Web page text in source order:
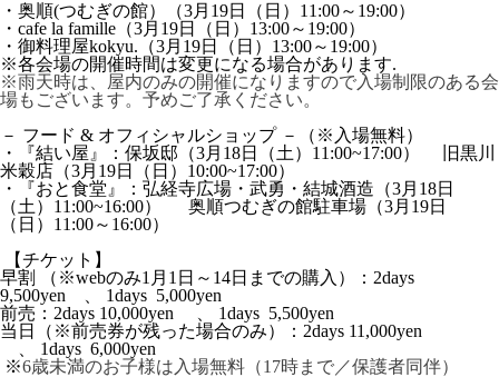
・奥順(つむぎの館）（3月19日（日）11:00～19:00）
・cafe la famille（3月19日（日）13:00～19:00）
・御料理屋kokyu.（3月19日（日）13:00～19:00）
※各会場の開催時間は変更になる場合があります.
※雨天時は、屋内のみの開催になりますので入場制限のある会
場もございます。予めご了承ください。
－ フード & オフィシャルショップ －（※入場無料）
・『結い屋』：保坂邸（3月18日（土）11:00~17:00） 旧黒川
米穀店（3月19日（日）10:00~17:00）
・『おと食堂』：弘経寺広場・武勇・結城酒造（3月18日
（土）11:00~16:00） 奥順つむぎの館駐車場（3月19日
（日）11:00～16:00）
【チケット】
早割 （※webのみ1月1日～14日までの購入）：2days
9,500yen 、 1days 5,000yen
前売：2days 10,000yen 、 1days 5,500yen
当日（※前売券が残った場合のみ）：2days 11,000yen
、 1days 6,000yen
※6歳未満のお子様は入場無料（17時まで／保護者同伴）